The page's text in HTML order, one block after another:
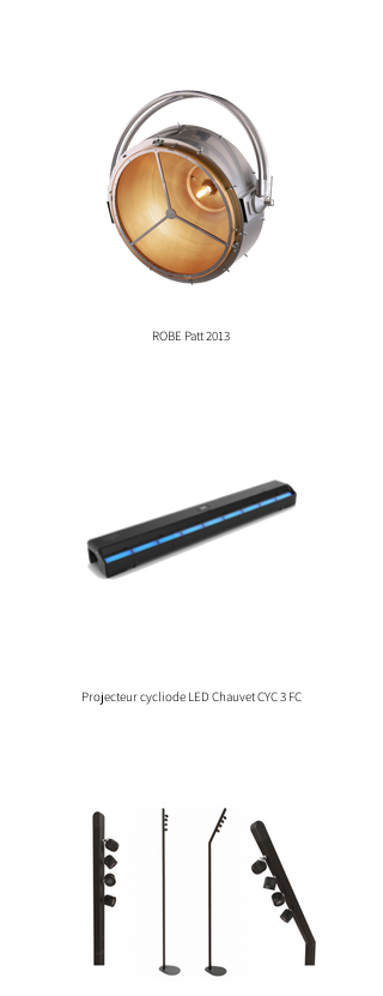
ROBE Patt 2013
Projecteur cycliode LED Chauvet CYC 3 FC